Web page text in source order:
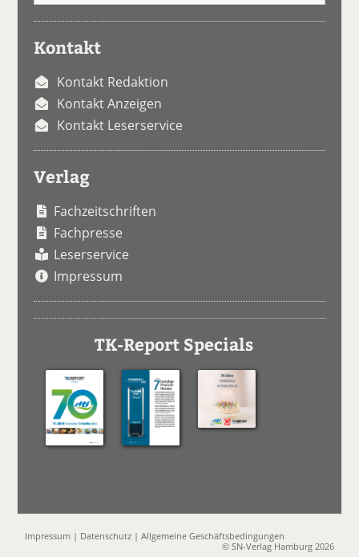
Kontakt
Kontakt Redaktion
Kontakt Anzeigen
Kontakt Leserservice
Verlag
Fachzeitschriften
Fachpresse
Leserservice
Impressum
TK-Report Specials
Impressum | Datenschutz |Allgemeine Geschäftsbedingungen
© SN-Verlag Hamburg 2026